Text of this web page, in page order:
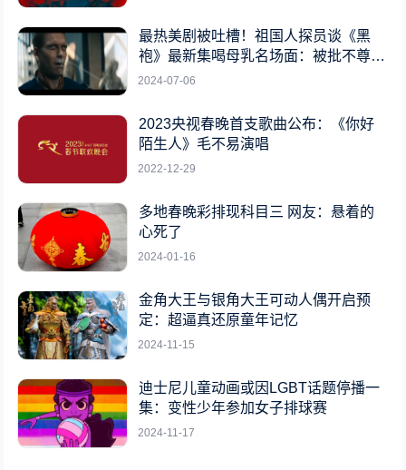
最热美剧被吐槽！祖国人探员谈《黑
袍》最新集喝母乳名场面：被批不尊重
女性
2024-07-06
2023央视春晚首支歌曲公布：《你好
陌生人》毛不易演唱
2022-12-29
多地春晚彩排现科目三 网友：悬着的
心死了
2024-01-16
金角大王与银角大王可动人偶开启预
定：超逼真还原童年记忆
2024-11-15
迪士尼儿童动画或因LGBT话题停播一
集：变性少年参加女子排球赛
2024-11-17